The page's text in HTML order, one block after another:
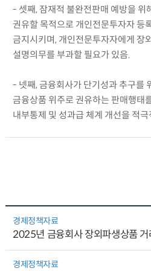
- 셋째, 잠재적 불완전판매 예방을 위
권유할 목적으로 개인전문투자자 등
금지시키며, 개인전문투자자에게 장
설명의무를 부과할 필요가 있음.
- 넷째, 금융회사가 단기성과 추구를
금융상품 위주로 권유하는 판매행태
내부통제 및 성과급 체계 개선을 적
경제정책자료
2025년 금융회사 장외파생상품 거
경제정책자료